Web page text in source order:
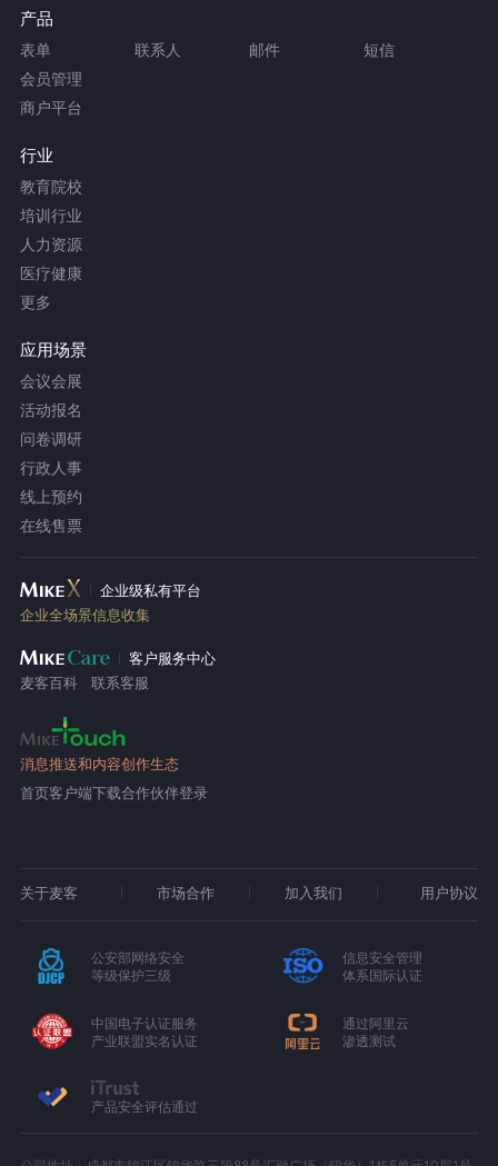
产品
表单 联系人 邮件
短信
会员管理
商户平台
行业
教育院校
培训行业
人力资源
医疗健康
更多
应用场景
会议会展
活动报名
问卷调研
行政人事
线上预约
在线售票
企业级私有平台
企业全场景信息收集
客户服务中心
麦客百科
联系客服
消息推送和内容创作生态
首页客户端下载合作伙伴登录
关于麦客 市场合作 加入我们 用户协议
公安部网络安全
等级保护三级
信息安全管理
体系国际认证
中国电子认证服务
产业联盟实名认证
通过阿里云
渗透测试
产品安全评估通过